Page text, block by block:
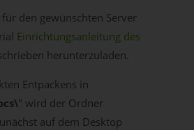
den gewünschten Server
Einrichtungsanleitung des
herunterzuladen.
Entpackens in
" wird der Ordner
auf dem Desktop